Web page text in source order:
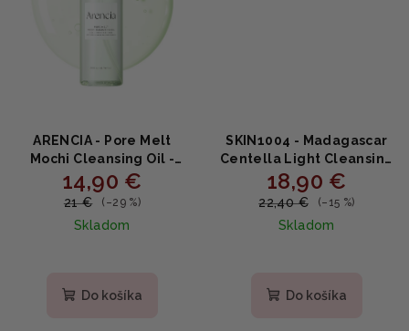
ARENCIA - Pore Melt
Mochi Cleansing Oil -
Jemný odličovací olej s
ryžovým fermentom a
14,90 €
21 € (–29 %)
Skladom
Do košíka
SKIN1004 - Madagascar
Centella Light Cleansing
Oil - Ľahký multifunkčný
čistiaci olej 200ml
18,90 €
22,40 € (–15 %)
Skladom
produktu
Do košíka